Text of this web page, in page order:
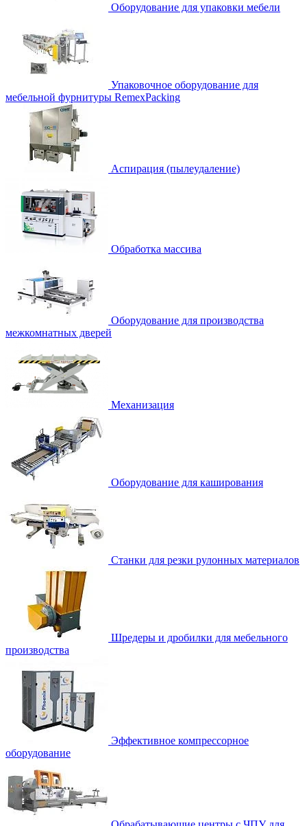
Оборудование для упаковки мебели
Упаковочное оборудование для
мебельной фурнитуры RemexPacking
Аспирация (пылеудаление)
Обработка массива
Оборудование для производства
межкомнатных дверей
Механизация
Оборудование для каширования
Станки для резки рулонных материалов
Шредеры и дробилки для мебельного
производства
Эффективное компрессорное
оборудование